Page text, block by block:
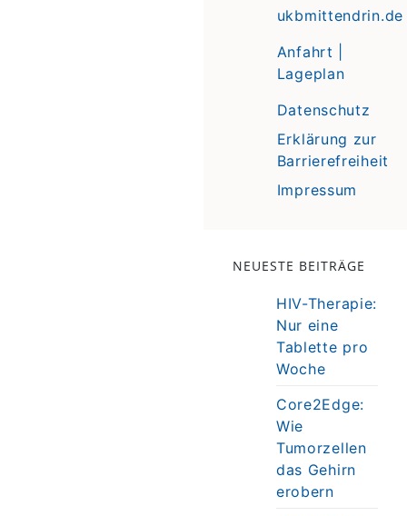
ukbmittendrin.de
Anfahrt |
Lageplan
Datenschutz
Erklärung zur
Barrierefreiheit
Impressum
NEUESTE BEITRÄGE
HIV-Therapie:
Nur eine
Tablette pro
Woche
Core2Edge:
Wie
Tumorzellen
das Gehirn
erobern